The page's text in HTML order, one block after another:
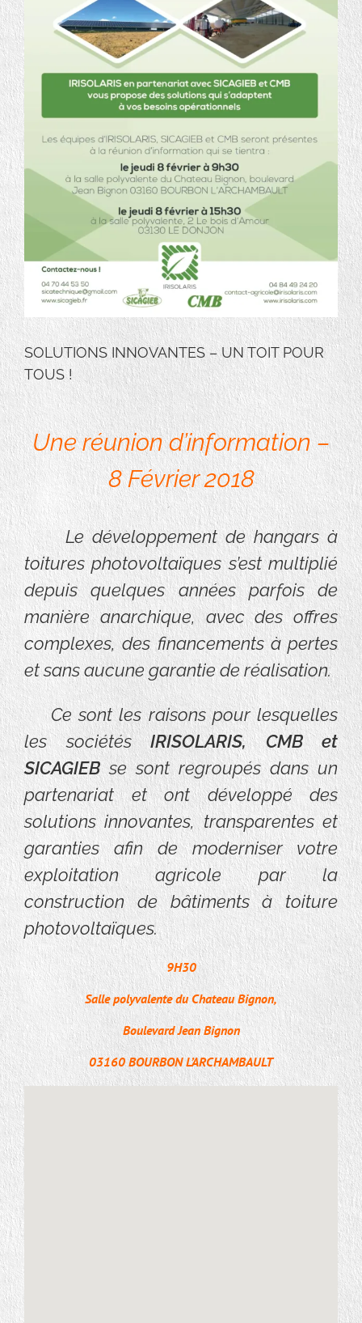
SOLUTIONS INNOVANTES – UN TOIT POUR
TOUS !
Une réunion d’information –
8 Février 2018
Le développement de hangars à
toitures photovoltaïques s’est multiplié
depuis quelques années parfois de
manière anarchique, avec des offres
complexes, des financements à pertes
et sans aucune garantie de réalisation.
Ce sont les raisons pour lesquelles
les sociétésIRISOLARIS, CMB et
SICAGIEBse sont regroupés dans un
partenariat et ont développé des
solutions innovantes, transparentes et
garanties afin de moderniser votre
exploitation agricole par la
construction de bâtiments à toiture
photovoltaïques.
9H30
Salle polyvalente du Chateau Bignon,
Boulevard Jean Bignon
03160 BOURBON L’ARCHAMBAULT